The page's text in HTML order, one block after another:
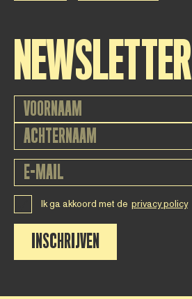
NEWSLETTER
Ik ga akkoord met de privacy policy
INSCHRIJVEN